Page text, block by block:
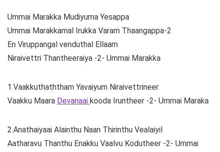
Ummai Marakka Mudiyuma Yesappa
Ummai Marakkamal Irukka Varam Thaangappa-2
En Viruppangal venduthal Ellaam
Niraivettri Thantheeraiya -2- Ummai Marakka
1.Vaakkuthaththam Yavaiyum Niraivettrineer
Vaakku Maara Devanaai kooda Iruntheer -2- Ummai Maraka
2.Anathaiyaai Alainthu Naan Thirinthu Vealaiyil
Aatharavu Thanthu Enakku Vaalvu Kodutheer -2- Ummai